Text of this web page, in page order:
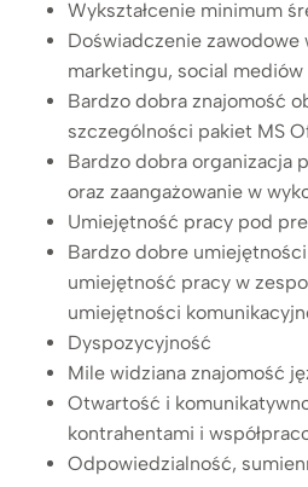
Wykształcenie minimum
Doświadczenie zawodowe
marketingu, social mediów
Bardzo dobra znajomość
szczególności pakiet MS
Bardzo dobra organizacja
oraz zaangażowanie w
Umiejętność pracy pod
Bardzo dobre
umiejętność pracy w
umiejętności
Dyspozycyjność
Mile widziana znajomość
Otwartość i
kontrahentami i
Odpowiedzialność,